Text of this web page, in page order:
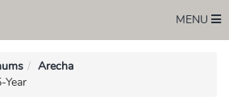
MENU
Arecha
Year